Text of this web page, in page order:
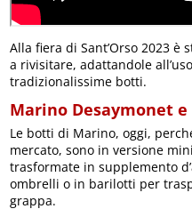
Alla fiera di Sant’Orso 2023
a rivisitare, adattandole
tradizionalissime botti.
Marino Desaymonet
Le botti di Marino, oggi,
mercato, sono in versione
trasformate in supplemento
ombrelli o in barilotti per
grappa.